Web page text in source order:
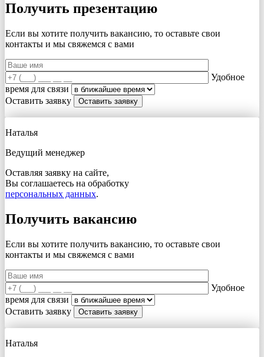
Получить презентацию
Если вы хотите получить вакансию, то оставьте свои
контакты и мы свяжемся с вами
Удобное
время для связи
Оставить заявку
Наталья
Ведущий менеджер
Оставляя заявку на сайте,
Вы соглашаетесь на обработку
персональных данных.
Получить вакансию
Если вы хотите получить вакансию, то оставьте свои
контакты и мы свяжемся с вами
Удобное
время для связи
Оставить заявку
Наталья